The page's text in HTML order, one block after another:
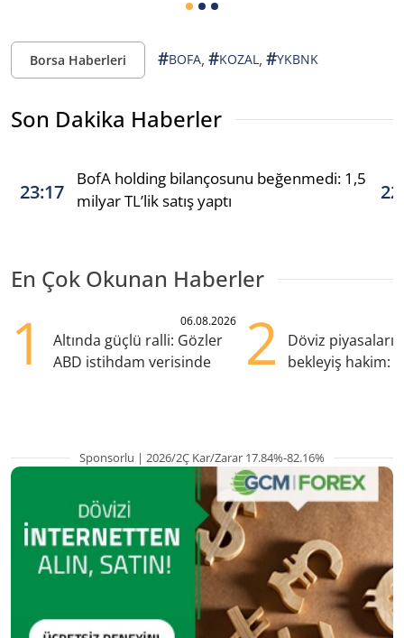
Borsa Haberleri #BOFA, #KOZAL, #YKBNK
Son Dakika Haberler
23:17
BofA holding bilançosunu beğenmedi: 1,5
milyar TL’lik satış yaptı
En Çok Okunan Haberler
1 06.08.2026
Altında güçlü ralli: Gözler
ABD istihdam verisinde
2
Döviz
bekleyiş hakim:
Sponsorlu | 2026/2Ç Kar/Zarar 17.84%-82.16%